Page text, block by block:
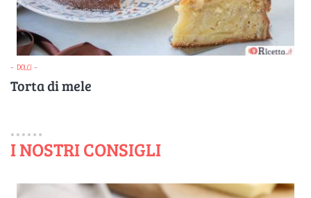
- DOLCI -
Torta di mele
I NOSTRI CONSIGLI